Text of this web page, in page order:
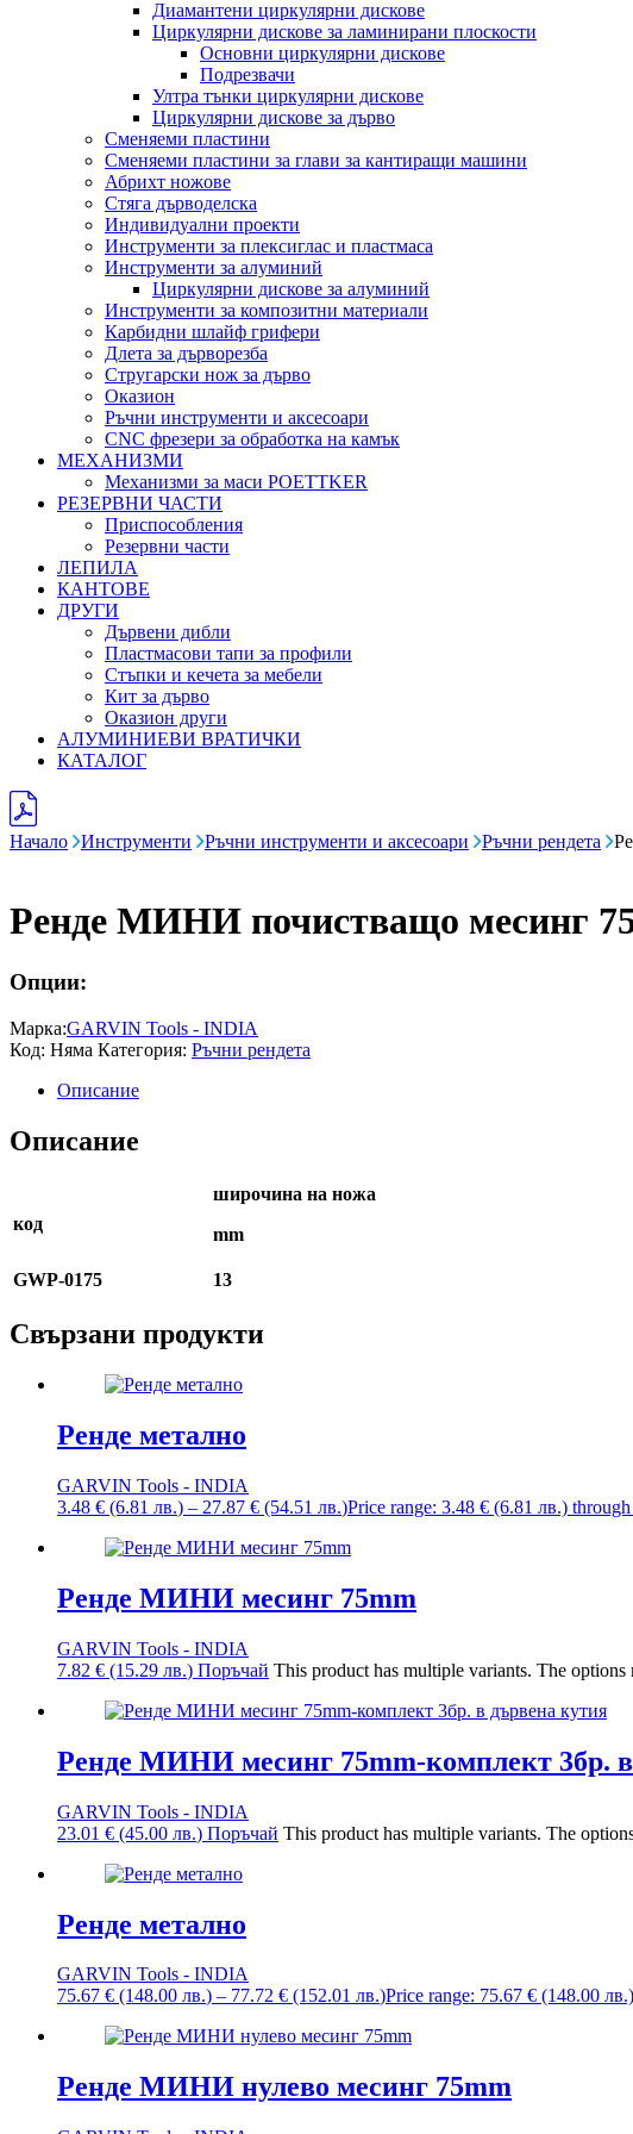
Диамантени циркулярни дискове
Циркулярни дискове за ламинирани плоскости
Основни циркулярни дискове
Подрезвачи
Ултра тънки циркулярни дискове
Циркулярни дискове за дърво
Сменяеми пластини
Сменяеми пластини за глави за кантиращи машини
Абрихт ножове
Стяга дърводелска
Индивидуални проекти
Инструменти за плексиглас и пластмаса
Инструменти за алуминий
Циркулярни дискове за алуминий
Инструменти за композитни материали
Карбидни шлайф грифери
Длета за дърворезба
Стругарски нож за дърво
Оказион
Ръчни инструменти и аксесоари
CNC фрезери за обработка на камък
МЕХАНИЗМИ
Механизми за маси POETTKER
РЕЗЕРВНИ ЧАСТИ
Приспособления
Резервни части
ЛЕПИЛА
КАНТОВЕ
ДРУГИ
Дървени дибли
Пластмасови тапи за профили
Стъпки и кечета за мебели
Кит за дърво
Оказион други
АЛУМИНИЕВИ ВРАТИЧКИ
КАТАЛОГ
Начало Инструменти Ръчни инструменти и аксесоари Ръчни рендета
Ренде МИНИ почистващо месинг
Опции:
Марка:GARVIN Tools - INDIA
Код: Няма Категория: Ръчни рендета
Описание
Описание
код
широчина на ножа
mm
GWP-0175 13
Свързани продукти
Ренде метално
GARVIN Tools - INDIA
3.48 € (6.81 лв.) – 27.87 € (54.51 лв.)Price range: 3.48 € (6.81 лв.)
Ренде МИНИ месинг 75mm
GARVIN Tools - INDIA
7.82 € (15.29 лв.) Поръчай This product has multiple variants. The options
Ренде МИНИ месинг 75mm-комплект 3бр.
GARVIN Tools - INDIA
23.01 € (45.00 лв.) Поръчай This product has multiple variants. The
Ренде метално
GARVIN Tools - INDIA
75.67 € (148.00 лв.) – 77.72 € (152.01 лв.)Price range: 75.67 € (148.00
Ренде МИНИ нулево месинг 75mm